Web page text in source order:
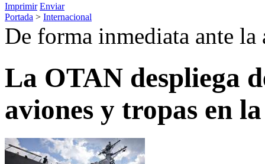
Imprimir Enviar
Portada > Internacional
De forma inmediata ante la
La OTAN despliega
aviones y tropas en